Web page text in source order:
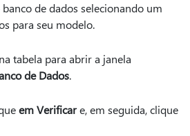
de dados selecionando um
para seu modelo.
tabela para abrir a janela
de Dados.
em Verificare, em seguida, clique